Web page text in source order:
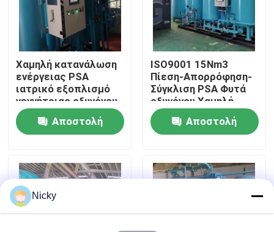
Έλεγχος ποιότητας
Επικοινωνήστε μαζί μας
Ειδήσεις
Παραγωγοί αζώτου PSA
Χαμηλή κατανάλωση
ενέργειας PSA
ιατρικό εξοπλισμό
γεννήτριας οξυγόνου
ενεργειακή απόδοση
Αποστολή
ISO9001 15Nm3
Πίεση-Απορρόφηση-
Σύγκλιση PSA Φυτά
οξυγόνου Χαμηλή
συντήρηση
Αποστολή
Nicky